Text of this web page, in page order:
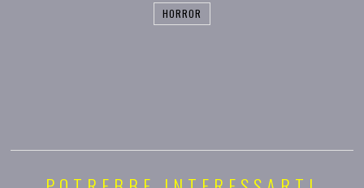
HORROR